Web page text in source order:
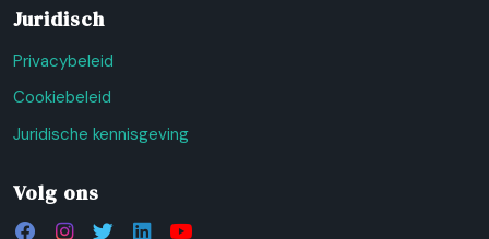
Juridisch
Privacybeleid
Cookiebeleid
Juridische kennisgeving
Volg ons